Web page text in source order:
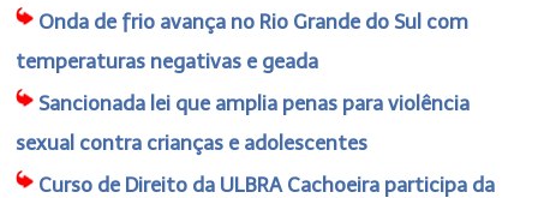
Onda de frio avança no Rio Grande do Sul com
temperaturas negativas e geada
Sancionada lei que amplia penas para violência
sexual contra crianças e adolescentes
Curso de Direito da ULBRA Cachoeira participa da